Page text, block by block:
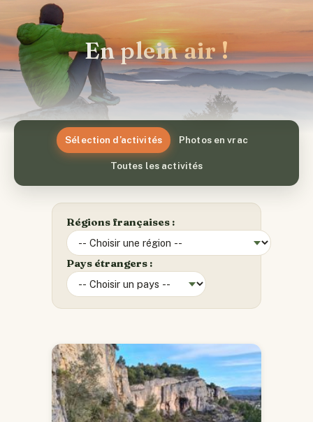
En plein air !
Sélection d’activités Photos en vrac
Toutes les activités
Régions françaises :
Pays étrangers :